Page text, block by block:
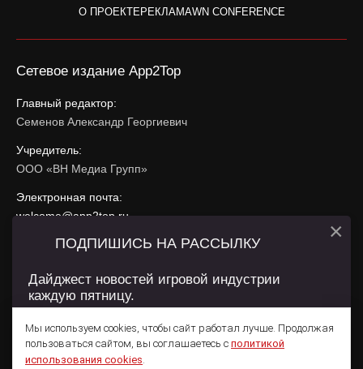
О ПРОЕКТЕРЕКЛАМАWN CONFERENCE
Сетевое издание App2Top
Главный редактор:
Семенов Александр Георгиевич
Учредитель:
ООО «ВН Медиа Групп»
Электронная почта:
welcome@app2top.ru
При использовании материалов активная ссылка на
Сайт использует IP адреса, cookie, данные геолокации
использования содержатся вПолитике конфиденциальностии
Пользовательском соглашении .
Мы используем cookies, чтобы сайт работал лучше. Продолжая
пользоваться сайтом, вы соглашаетесь с политикой
использования cookies.
ПОДПИШИСЬ НА РАССЫЛКУ
Дайджест новостей игровой индустрии
каждую пятницу.
×